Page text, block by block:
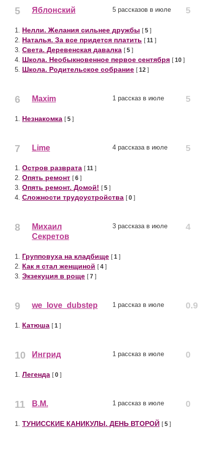
5 Яблонский 5 рассказов в июле 5
1. Нелли. Желания сильнее дружбы [5 ]
2. Наталья. За все придется платить [11 ]
3. Света. Деревенская давалка [5 ]
4. Школа. Необыкновенное первое сентября [10 ]
5. Школа. Родительское собрание [12 ]
6 Maxim 1 рассказ в июле 5
1. Незнакомка [5 ]
7 Lime 4 рассказа в июле 5
1. Остров разврата [11 ]
2. Опять ремонт [6 ]
3. Опять ремонт. Домой! [5 ]
4. Сложности трудоустройства [0 ]
8
Михаил
Секретов
3 рассказа в июле 4
1. Групповуха на кладбище [1 ]
2. Как я стал женщиной [4 ]
3. Экзекуция в роще [7 ]
9 we_love_dubstep 1 рассказ в июле 0.9
1. Катюша [1 ]
10 Ингрид 1 рассказ в июле 0
1. Легенда [0 ]
11 В.М. 1 рассказ в июле 0
1. ТУНИССКИЕ КАНИКУЛЫ. ДЕНЬ ВТОРОЙ [5 ]